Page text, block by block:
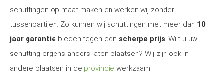
schuttingen op maat maken en werken wij zonder
tussenpartijen. Zo kunnen wij schuttingen met meer dan 10
jaar garantie bieden tegen een scherpe prijs. Wilt u uw
schutting ergens anders laten plaatsen? Wij zijn ook in
andere plaatsen in de provincie werkzaam!